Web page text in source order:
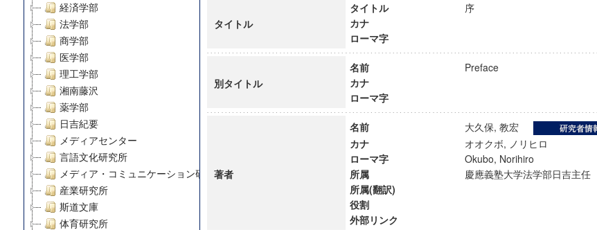
経済学部
法学部
商学部
医学部
理工学部
湘南藤沢
薬学部
日吉紀要
メディアセンター
言語文化研究所
メディア・コミュニケーション研究所
産業研究所
斯道文庫
体育研究所
タイトル
タイトル
序
カナ
ローマ字
別タイトル
名前
Preface
カナ
ローマ字
著者
名前
大久保, 教宏
カナ
オオクボ, ノリヒロ
ローマ字
Okubo, Norihiro
所属
慶應義塾大学法学部日吉主任
所属(翻訳)
役割
外部リンク